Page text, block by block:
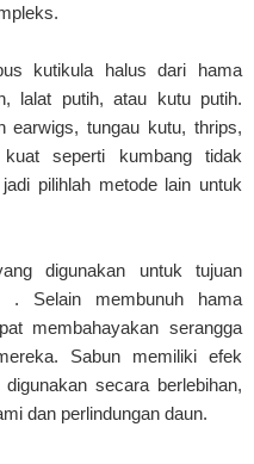
kutikula halus dari hama
lalat putih, atau kutu putih.
earwigs, tungau kutu, thrips,
seperti kumbang tidak
pilihlah metode lain untuk
digunakan untuk tujuan
. Selain membunuh hama
membahayakan serangga
Sabun memiliki efek
secara berlebihan,
dan perlindungan daun.